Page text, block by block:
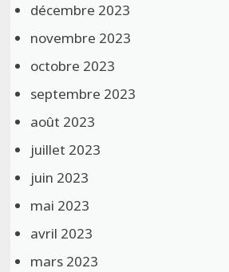
décembre 2023
novembre 2023
octobre 2023
septembre 2023
août 2023
juillet 2023
juin 2023
mai 2023
avril 2023
mars 2023